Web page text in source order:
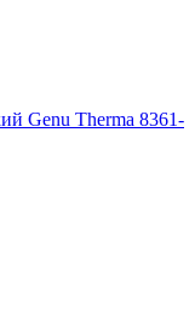
Genu Therma 8361-